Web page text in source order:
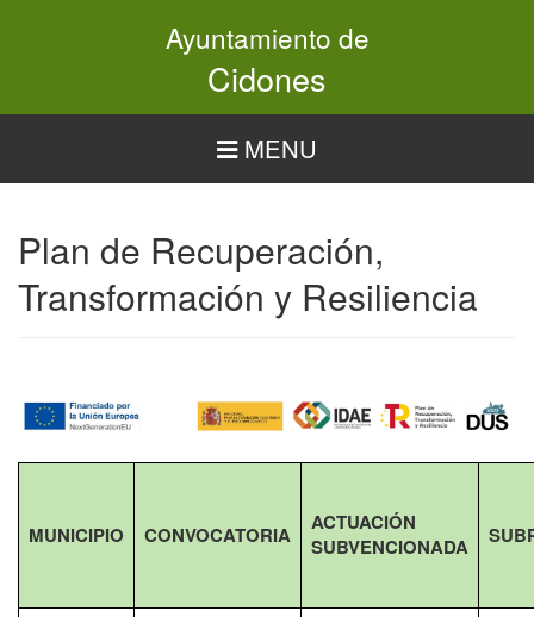
Ayuntamiento de
Cidones
MENU
Plan de Recuperación,
Transformación y Resiliencia
MUNICIPIO CONVOCATORIA
ACTUACIÓN
SUBVENCIONADA